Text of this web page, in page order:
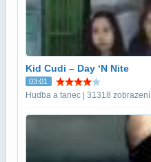
Kid Cudi – Day ‘N Nite
03:01
Hudba a tanec | 31318 zobrazení